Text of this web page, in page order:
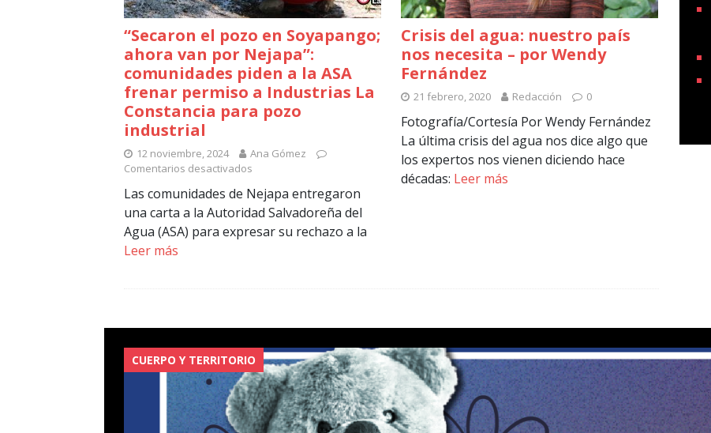
“Secaron el pozo en Soyapango;
ahora van por Nejapa”:
comunidades piden a la ASA
frenar permiso a Industrias La
Constancia para pozo
industrial
12 noviembre, 2024
Ana Gómez
Comentarios desactivados
Las comunidades de Nejapa entregaron
una carta a la Autoridad Salvadoreña del
Agua (ASA) para expresar su rechazo a la
Leer más
Crisis del agua: nuestro país
nos necesita – por Wendy
Fernández
21 febrero, 2020 Redacción 0
Fotografía/Cortesía Por Wendy Fernández
La última crisis del agua nos dice algo que
los expertos nos vienen diciendo hace
décadas: Leer más
CUERPO Y TERRITORIO